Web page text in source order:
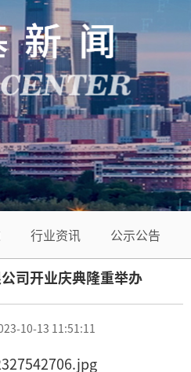
行业资讯 公示公告
司开业庆典隆重举办
10-13 11:51:11